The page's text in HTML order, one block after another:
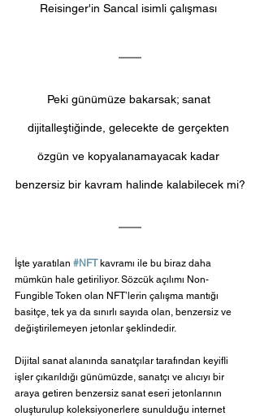
Reisinger'in Sancal isimli çalışması
Peki günümüze bakarsak; sanat
dijitalleştiğinde, gelecekte de gerçekten
özgün ve kopyalanamayacak kadar
benzersiz bir kavram halinde kalabilecek mi?
İşte yaratılan #NFT kavramı ile bu biraz daha
mümkün hale getiriliyor. Sözcük açılımı Non-
Fungible Token olan NFT’lerin çalışma mantığı
basitçe, tek ya da sınırlı sayıda olan, benzersiz ve
değiştirilemeyen jetonlar şeklindedir.
Dijital sanat alanında sanatçılar tarafından keyifli
işler çıkarıldığı günümüzde, sanatçı ve alıcıyı bir
araya getiren benzersiz sanat eseri jetonlarının
oluşturulup koleksiyonerlere sunulduğu internet